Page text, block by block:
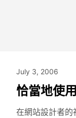
July 3, 2006
恰當地使
在網站設計者的